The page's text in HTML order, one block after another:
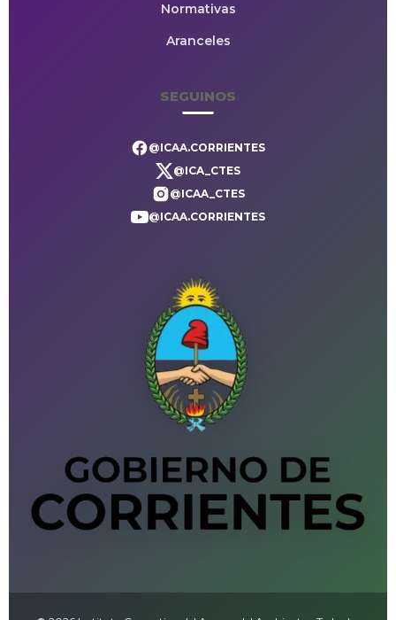
Normativas
Aranceles
SEGUINOS
@ICAA.CORRIENTES
@ICA_CTES
@ICAA_CTES
@ICAA.CORRIENTES